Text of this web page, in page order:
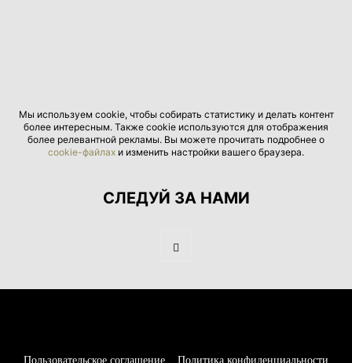
Мы используем cookie, чтобы собирать статистику и делать контент
более интересным. Также cookie используются для отображения
более релевантной рекламы. Вы можете прочитать подробнее о
cookie-файлах и изменить настройки вашего браузера.
СЛЕДУЙ ЗА НАМИ
Пользовательское соглашение Политика конфиденциальности